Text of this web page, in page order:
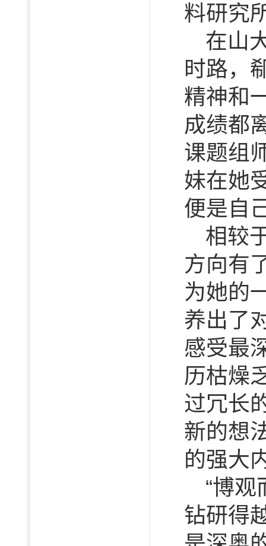
料研究
在山
时路，
精神和
成绩都
课题组
妹在她
便是自
相较
方向有
为她的
养出了
感受最
历枯燥
过冗长
新的想
的强大
“博
钻研得